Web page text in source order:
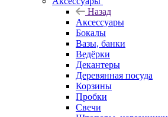
Назад
Аксессуары
Бокалы
Вазы, банки
Ведёрки
Декантеры
Деревянная посуда
Корзины
Пробки
Свечи